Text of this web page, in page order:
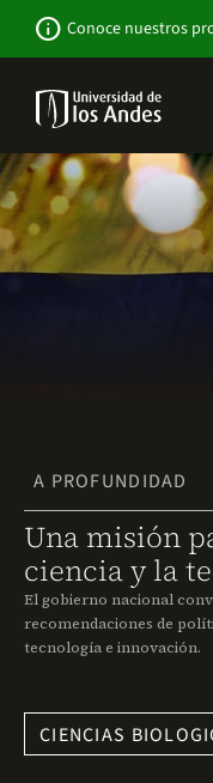
contenido
info Conoce nuestros
-
Sitio
A PROFUNDIDAD
Una misión
ciencia y la
El gobierno nacional
recomendaciones de
tecnología e innovación.
CIENCIAS